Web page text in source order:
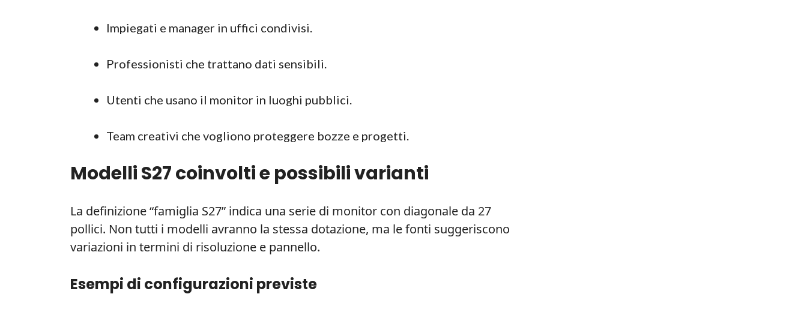
Impiegati e manager in uffici condivisi.
Professionisti che trattano dati sensibili.
Utenti che usano il monitor in luoghi pubblici.
Team creativi che vogliono proteggere bozze e progetti.
Modelli S27 coinvolti e possibili varianti
La definizione “famiglia S27” indica una serie di monitor con diagonale da 27
pollici. Non tutti i modelli avranno la stessa dotazione, ma le fonti suggeriscono
variazioni in termini di risoluzione e pannello.
Esempi di configurazioni previste